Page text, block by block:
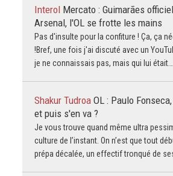
Interol Mercato : Guimarães
Arsenal, l'OL se frotte les mains
Pas d'insulte pour la confiture ! Ça, ça
!Bref, une fois j'ai discuté avec un
je ne connaissais pas, mais qui lui était…
Shakur Tudroa OL : Paulo
et puis s'en va ?
Je vous trouve quand même ultra
culture de l’instant. On n’est que tout
prépa décalée, un effectif tronqué de